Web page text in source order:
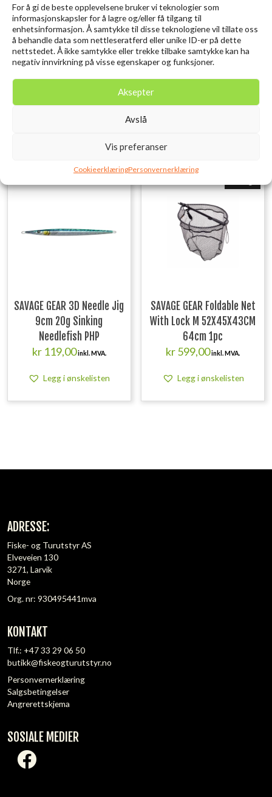
For å gi de beste opplevelsene bruker vi teknologier som
informasjonskapsler for å lagre og/eller få tilgang til
enhetsinformasjon. Å samtykke til disse teknologiene vil tillate oss
å behandle data som nettleseratferd eller unike ID-er på dette
nettstedet. Å ikke samtykke eller trekke tilbake samtykke kan ha
negativ innvirkning på visse egenskaper og funksjoner.
Aksepter
Avslå
Vis preferanser
CookieerklæringPersonvernerklæring
SAVAGE GEAR Craft
Crawler 8.5CM 2.3G
Motoroil UV 8PCS
SAVAGE GEAR LB Cannibal
Shad 6.8cm 3g Red Head
kr10,00inkl. MVA.
SAVAGE GEAR 3D Needle Jig
9cm 20g Sinking
Needlefish PHP
kr119,00inkl. MVA.
Legg i ønskelisten
SAVAGE GEAR Foldable Net
With Lock M 52X45X43CM
64cm 1pc
kr599,00inkl. MVA.
Legg i ønskelisten
ADRESSE:
Fiske- og Turutstyr AS
Elveveien 130
3271, Larvik
Norge
Org. nr: 930495441mva
KONTAKT
Tlf.: +47 33 29 06 50
butikk@fiskeogturutstyr.no
Personvernerklæring
Salgsbetingelser
Angrerettskjema
SOSIALE MEDIER